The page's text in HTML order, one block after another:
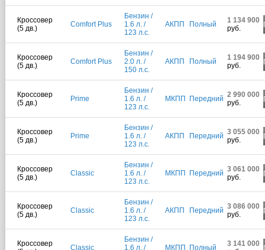
Кроссовер
(5 дв.)
Comfort Plus
Бензин /
1.6 л. /
123 л.с.
АКПП Полный
1 134 900
руб.
Кроссовер
(5 дв.)
Comfort Plus
Бензин /
2.0 л. /
150 л.с.
АКПП Полный
1 194 900
руб.
Кроссовер
(5 дв.)
Prime
Бензин /
1.6 л. /
123 л.с.
МКПП Передний 2 990 000
руб.
Кроссовер
(5 дв.)
Prime
Бензин /
1.6 л. /
123 л.с.
АКПП Передний 3 055 000
руб.
Кроссовер
(5 дв.)
Classic
Бензин /
1.6 л. /
123 л.с.
МКПП Передний 3 061 000
руб.
Кроссовер
(5 дв.)
Classic
Бензин /
1.6 л. /
123 л.с.
АКПП Передний 3 086 000
руб.
Кроссовер
Classic
Бензин /
1.6 л. /
МКПП Полный
3 141 000